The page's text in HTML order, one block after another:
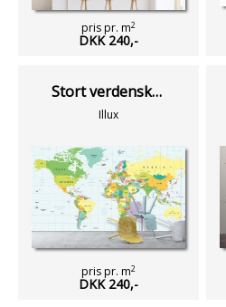
pris pr. m2
DKK 240,-
Stort verdenskort tapet
Illux
pris pr. m2
DKK 240,-